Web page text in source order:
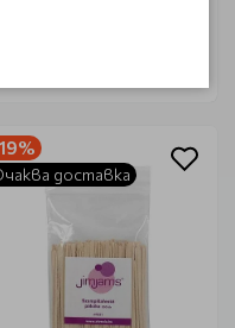
доставка